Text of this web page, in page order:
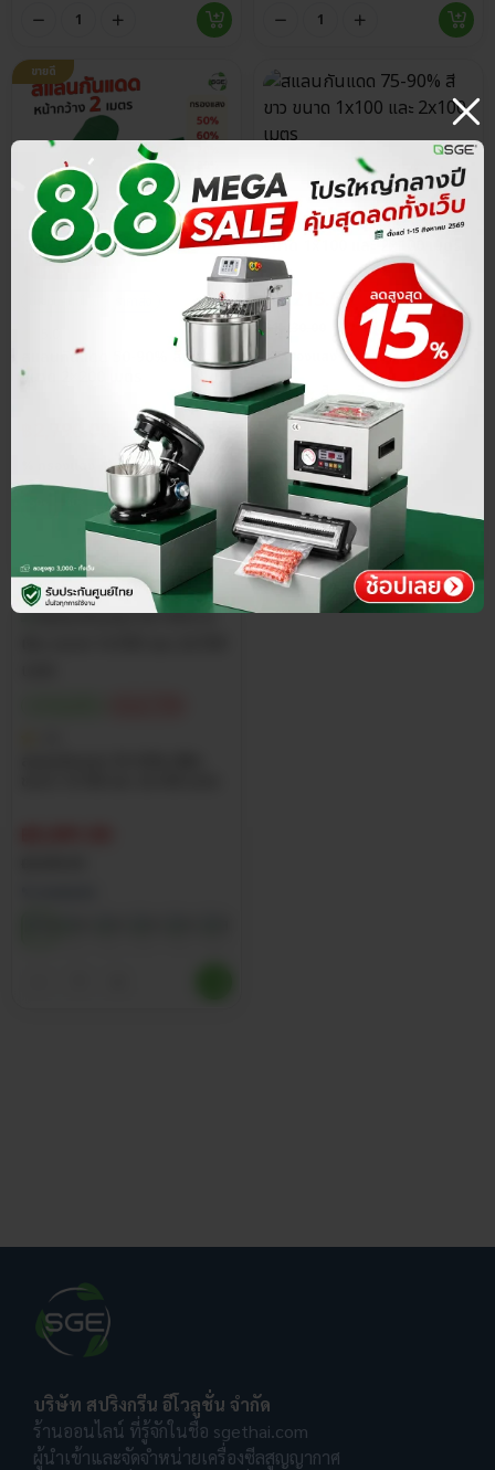
ขายดี
สแลนกันแดด 50-90% สีเขียว
ขนาด 2×200 เมตร
ดูราคาส่ง
ประกันศูนย์ไทย
ส่วนลด 15%
4.8
สแลนกันแดด 75-90% สีขาว
ขนาด 1x100 และ 2x100 เมตร
฿1,215.50
% กรองแสง
บริษัท สปริงกรีน อีโวลูชั่น จำกัด
ร้านออนไลน์ ที่รู้จักในชื่อ sgethai.com
ผู้นำเข้าและจัดจำหน่ายเครื่องซีลสูญญากาศ